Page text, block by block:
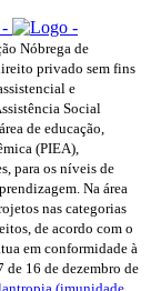
Nóbrega de
privado sem fins
e
Social
de educação,
(PIEA),
para os níveis de
Na área
nas categorias
de acordo com o
em conformidade à
16 de dezembro de